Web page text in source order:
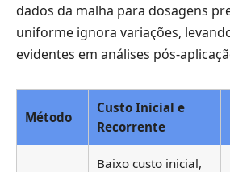
dados da malha para dosagens
uniforme ignora variações,
evidentes em análises pós-
Método
Custo Inicial e
Recorrente
Baixo custo inicial,